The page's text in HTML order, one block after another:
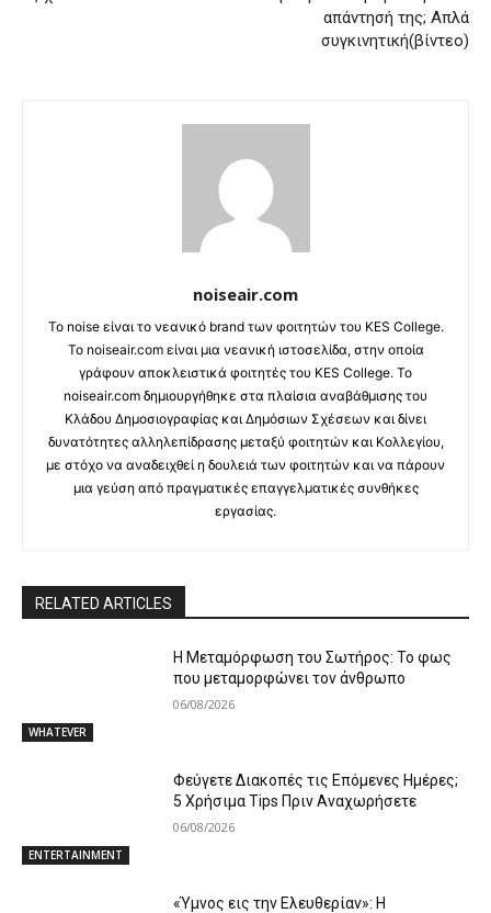
απάντησή της; Απλά
συγκινητική(βίντεο)
noiseair.com
Το noise είναι το νεανικό brand των φοιτητών του KES College.
Το noiseair.com είναι μια νεανική ιστοσελίδα, στην οποία
γράφουν αποκλειστικά φοιτητές του KES College. Το
noiseair.com δημιουργήθηκε στα πλαίσια αναβάθμισης του
Κλάδου Δημοσιογραφίας και Δημόσιων Σχέσεων και δίνει
δυνατότητες αλληλεπίδρασης μεταξύ φοιτητών και Κολλεγίου,
με στόχο να αναδειχθεί η δουλειά των φοιτητών και να πάρουν
μια γεύση από πραγματικές επαγγελματικές συνθήκες
εργασίας.
RELATED ARTICLES
WHATEVER
Η Μεταμόρφωση του Σωτήρος: Το φως
που μεταμορφώνει τον άνθρωπο
06/08/2026
ENTERTAINMENT
Φεύγετε Διακοπές τις Επόμενες Ημέρες;
5 Χρήσιμα Tips Πριν Αναχωρήσετε
06/08/2026
«Ύμνος εις την Ελευθερίαν»: Η